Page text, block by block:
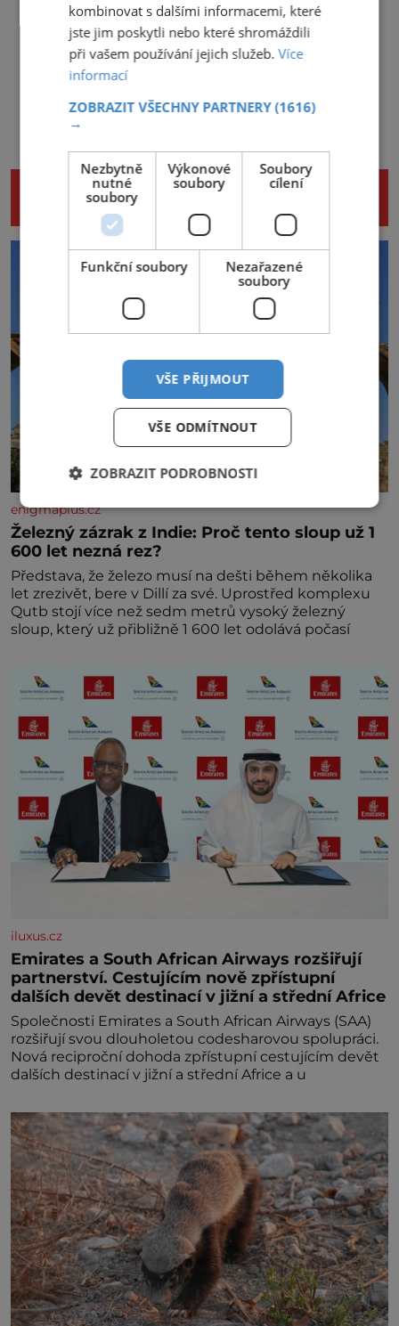
NENECHTE SI UJÍT DALŠÍ ZAJÍMAVÉ
ČLÁNKY
enigmaplus.cz
Železný zázrak z Indie: Proč tento sloup už 1
600 let nezná rez?
Představa, že železo musí na dešti během několika
let zrezivět, bere v Dillí za své. Uprostřed komplexu
Qutb stojí více než sedm metrů vysoký železný
sloup, který už přibližně 1 600 let odolává počasí
iluxus.cz
Emirates a South African Airways rozšiřují
partnerství. Cestujícím nově zpřístupní
dalších devět destinací v jižní a střední Africe
Společnosti Emirates a South African Airways (SAA)
rozšiřují svou dlouholetou codesharovou spolupráci.
Nová reciproční dohoda zpřístupní cestujícím devět
dalších destinací v jižní a střední Africe a u
kombinovat s dalšími informacemi, které
jste jim poskytli nebo které shromáždili
při vašem používání jejich služeb.Více
informací
ZOBRAZIT VŠECHNY PARTNERY(1616)
→
Nezbytně
nutné
soubory
Výkonové
soubory
Soubory
cílení
Funkční soubory
Nezařazené
soubory
VŠE PŘIJMOUT
VŠE ODMÍTNOUT
ZOBRAZIT PODROBNOSTI